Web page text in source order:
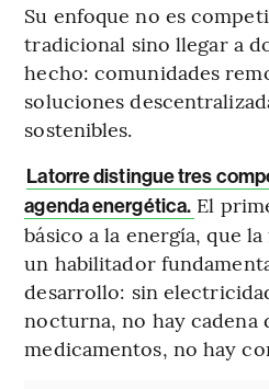
Su enfoque no es
tradicional sino llegar a
hecho: comunidades
soluciones
sostenibles.
Latorre distingue tres
agenda energética. El
básico a la energía, que
un habilitador
desarrollo: sin
nocturna, no hay cadena
medicamentos, no hay